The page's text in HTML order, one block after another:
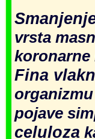
Sm
vrsta
koronarne
Fina
pojave
celuloza